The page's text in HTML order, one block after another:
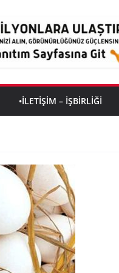
•İLETIŞIM – İŞBIRLIĞI